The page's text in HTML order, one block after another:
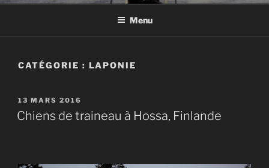
Menu
CATÉGORIE : LAPONIE
PUBLIÉ
LE
13 MARS 2016
Chiens de traineau à Hossa, Finlande